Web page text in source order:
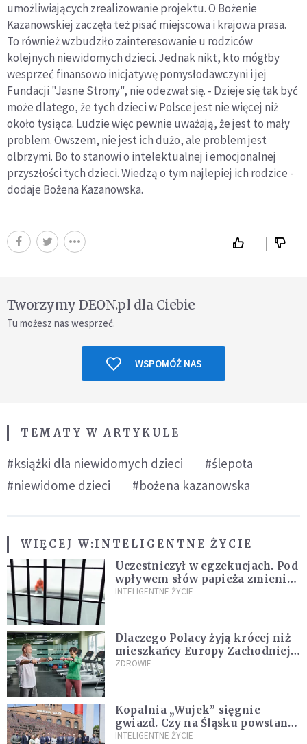
umożliwiających zrealizowanie projektu. O Bożenie
Kazanowskiej zaczęła też pisać miejscowa i krajowa prasa.
To również wzbudziło zainteresowanie u rodziców
kolejnych niewidomych dzieci. Jednak nikt, kto mógłby
wesprzeć finansowo inicjatywę pomysłodawczyni i jej
Fundacji "Jasne Strony", nie odezwał się. - Dzieje się tak być
może dlatego, że tych dzieci w Polsce jest nie więcej niż
około tysiąca. Ludzie więc pewnie uważają, że jest to mały
problem. Owszem, nie jest ich dużo, ale problem jest
olbrzymi. Bo to stanowi o intelektualnej i emocjonalnej
przyszłości tych dzieci. Wiedzą o tym najlepiej ich rodzice -
dodaje Bożena Kazanowska.
Tworzymy DEON.pl dla Ciebie
Tu możesz nas wesprzeć.
WSPOMÓŻ NAS
TEMATY W ARTYKULE
#książki dla niewidomych dzieci
#ślepota
#niewidome dzieci
#bożena kazanowska
WIĘCEJ W:INTELIGENTNE ŻYCIE
Uczestniczył w egzekucjach. Pod
wpływem słów papieża zmienił
zdanie
INTELIGENTNE ŻYCIE
Dlaczego Polacy żyją krócej niż
mieszkańcy Europy Zachodniej?
Ekspertka wskazuje główne
ZDROWIE
Kopalnia „Wujek” sięgnie
gwiazd. Czy na Śląsku powstanie
„Dolina Krzemowa”?
INTELIGENTNE ŻYCIE